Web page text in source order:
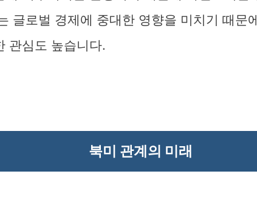
글로벌 경제에 중대한 영향을 미치기 때문
관심도 높습니다.
북미 관계의 미래